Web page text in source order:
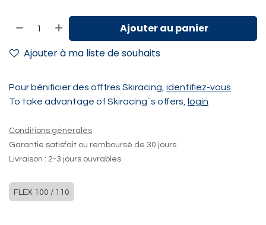
Ajouter au panier
Ajouter à ma liste de souhaits
Pour bénificier des offfres Skiracing, identifiez-vous
To take advantage of Skiracing´s offers,
login
Conditions générales
Garantie satisfait ou remboursé de 30 jours
Livraison : 2-3 jours ouvrables
FLEX 100 / 110